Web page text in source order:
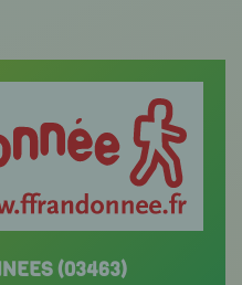
(03463)